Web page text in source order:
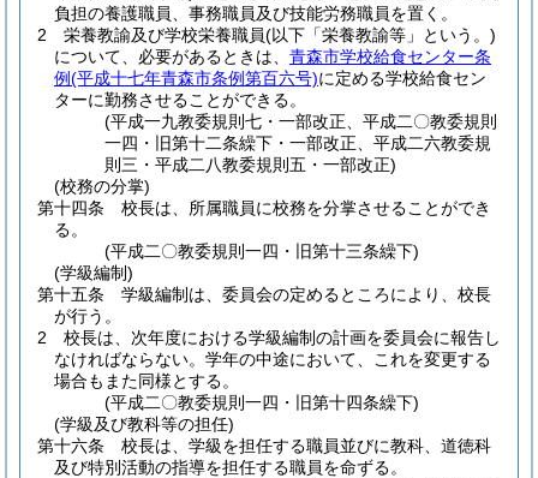
負担の養護職員、事務職員及び技能労務職員を置く。
2
栄養教諭及び学校栄養職員(以下「栄養教諭等」という。)
について、必要があるときは、 青森市学校給食センター条
例(平成十七年青森市条例第百六号)に定める学校給食セン
ターに勤務させることができる。
(平成一九教委規則七・一部改正、平成二〇教委規則
一四・旧第十二条繰下・一部改正、平成二六教委規
則三・平成二八教委規則五・一部改正)
(校務の分掌)
第十四条
校長は、所属職員に校務を分掌させることができ
る。
(平成二〇教委規則一四・旧第十三条繰下)
(学級編制)
第十五条
学級編制は、委員会の定めるところにより、校長
が行う。
2
校長は、次年度における学級編制の計画を委員会に報告し
なければならない。 学年の中途において、これを変更する
場合もまた同様とする。
(平成二〇教委規則一四・旧第十四条繰下)
(学級及び教科等の担任)
第十六条
校長は、学級を担任する職員並びに教科、道徳科
及び特別活動の指導を担任する職員を命ずる。